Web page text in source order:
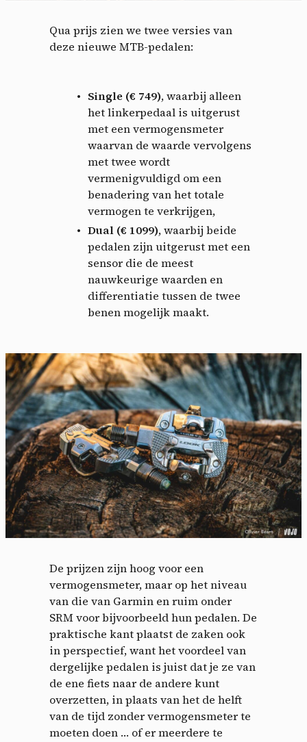
Qua prijs zien we twee versies van
deze nieuwe MTB-pedalen:
Single (€ 749), waarbij alleen
het linkerpedaal is uitgerust
met een vermogensmeter
waarvan de waarde vervolgens
met twee wordt
vermenigvuldigd om een ​​
benadering van het totale
vermogen te verkrijgen,
Dual (€ 1099), waarbij beide
pedalen zijn uitgerust met een
sensor die de meest
nauwkeurige waarden en
differentiatie tussen de twee
benen mogelijk maakt.
De prijzen zijn hoog voor een
vermogensmeter, maar op het niveau
van die van Garmin en ruim onder
SRM voor bijvoorbeeld hun pedalen. De
praktische kant plaatst de zaken ook
in perspectief, want het voordeel van
dergelijke pedalen is juist dat je ze van
de ene fiets naar de andere kunt
overzetten, in plaats van het de helft
van de tijd zonder vermogensmeter te
moeten doen … of er meerdere te
Cookies management
panel
By allowing these third party services, you accept their
cookies and the use of tracking technologies necessary for
their proper functioning.